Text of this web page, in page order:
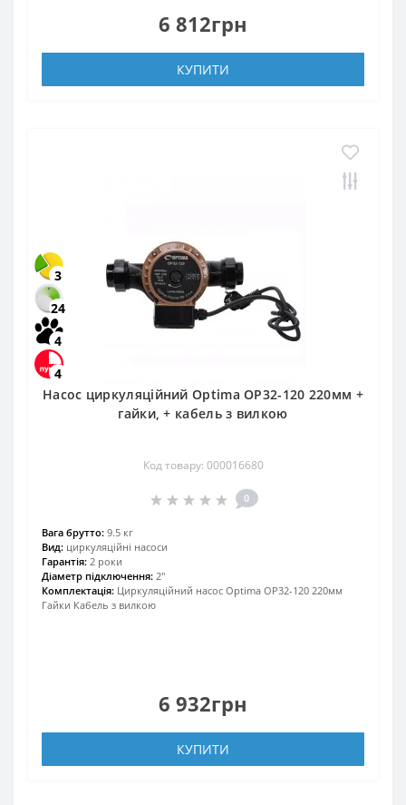
6 812грн
КУПИТИ
3
24
4
4
Насос циркуляційний Optima OP32-120 220мм +
гайки, + кабель з вилкою
Код товару: 000016680
0
Вага брутто: 9.5 кг
Вид: циркуляційні насоси
Гарантія: 2 роки
Діаметр підключення: 2″
Комплектація: Циркуляційний насос Optima OP32-120 220мм
Гайки Кабель з вилкою
6 932грн
КУПИТИ